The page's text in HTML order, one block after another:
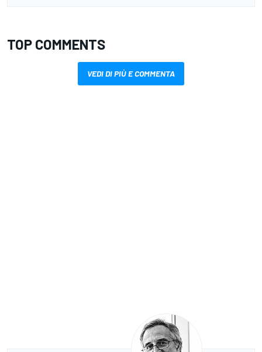
TOP COMMENTS
VEDI DI PIÙ E COMMENTA